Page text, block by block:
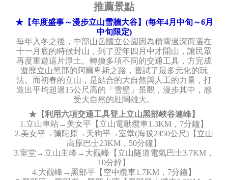
推薦景點
★【年度盛事～漫步立山雪牆大谷】(每年4月中旬～6月
中旬限定)
每年入冬之後，中部山岳國立公園因為積雪過深而選在
十一月底的時候封山，到了翌年四月中才開山，讓民眾
再度重遊這片淨土。轉換多項不同的交通工具，方完成
遊歷立山黑部的阿爾卑斯之路，嘗試了最多元化的玩
法。而初春的立山，是結合的大自然與人工的力量，打
造出平均超過15公尺高的「雪壁」景觀，漫步其中，感
受大自然的壯闊雄大。
★【利用六項交通工具登上立山黑部峽谷連峰】
1.立山車站→美女平【立山電動纜車1.3KM，7分鐘】
2.美女平→彌陀原→天狗平→室堂(海拔2450公尺)【立山
高原巴士23KM，50分鐘】
3.室堂→立山主峰→大觀峰【立山隧道電氣巴士3.7KM，
10分鐘】
4.大觀峰→黑部平【空中纜車1.7KM，7分鐘】